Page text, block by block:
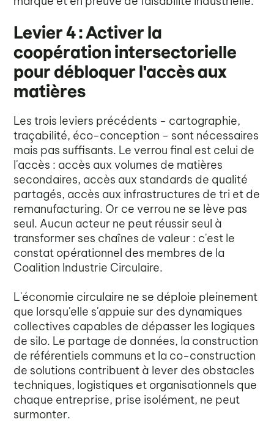
Levier 4 : Activer la
coopération intersectorielle
pour débloquer l'accès aux
matières
Les trois leviers précédents - cartographie,
traçabilité, éco-conception - sont nécessaires
mais pas suffisants. Le verrou final est celui de
l'accès : accès aux volumes de matières
secondaires, accès aux standards de qualité
partagés, accès aux infrastructures de tri et de
remanufacturing. Or ce verrou ne se lève pas
seul. Aucun acteur ne peut réussir seul à
transformer ses chaînes de valeur : c'est le
constat opérationnel des membres de la
Coalition Industrie Circulaire.
L'économie circulaire ne se déploie pleinement
que lorsqu'elle s'appuie sur des dynamiques
collectives capables de dépasser les logiques
de silo. Le partage de données, la construction
de référentiels communs et la co-construction
de solutions contribuent à lever des obstacles
techniques, logistiques et organisationnels que
chaque entreprise, prise isolément, ne peut
surmonter.